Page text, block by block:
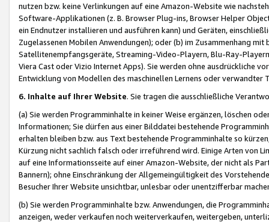
nutzen bzw. keine Verlinkungen auf eine Amazon-Website wie
Software-Applikationen (z. B. Browser Plug-ins, Browser Helper
ein Endnutzer installieren und ausführen kann) und Geräten,
Zugelassenen Mobilen Anwendungen); oder (b) im Zusammenhang
Satellitenempfangsgeräte, Streaming-Video-Playern, Blu-Ray-
Viera Cast oder Vizio Internet Apps). Sie werden ohne ausdrückliche
Entwicklung von Modellen des maschinellen Lernens oder
6. Inhalte auf Ihrer Website. Sie tragen die ausschließliche
(a) Sie werden Programminhalte in keiner Weise ergänzen, löschen
Informationen; Sie dürfen aus einer Bilddatei bestehende
erhalten bleiben bzw. aus Text bestehende Programminhalte so
Kürzung nicht sachlich falsch oder irreführend wird. Einige Arten von
auf eine Informationsseite auf einer Amazon-Website, der nicht als
Bannern); ohne Einschränkung der Allgemeingültigkeit des
Besucher Ihrer Website unsichtbar, unlesbar oder unentzifferbar
(b) Sie werden Programminhalte bzw. Anwendungen, die
anzeigen, weder verkaufen noch weiterverkaufen, weitergeben,